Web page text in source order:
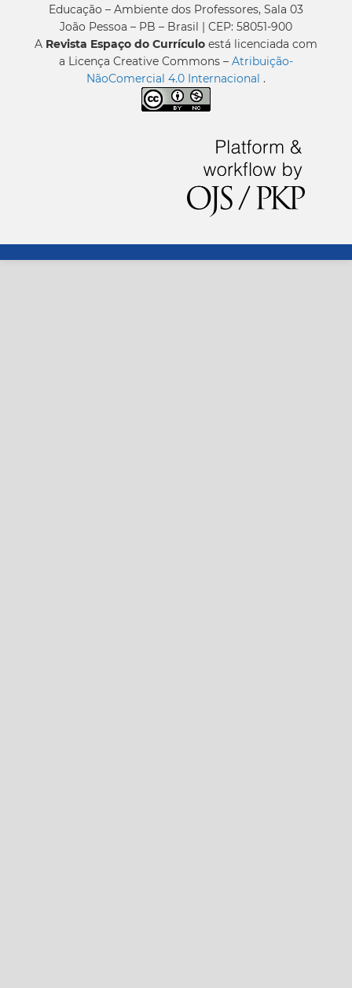
Educação – Ambiente dos Professores, Sala 03
João Pessoa – PB – Brasil | CEP: 58051-900
A Revista Espaço do Currículo está licenciada com
a Licença Creative Commons – Atribuição-
NãoComercial 4.0 Internacional .